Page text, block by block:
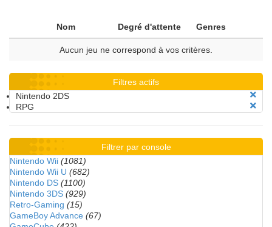
Nom Degré d'attente Genres
Aucun jeu ne correspond à vos critères.
Filtres actifs
Nintendo 2DS
RPG
Filtrer par console
Nintendo Wii (1081)
Nintendo Wii U (682)
Nintendo DS (1100)
Nintendo 3DS (929)
Retro-Gaming (15)
GameBoy Advance (67)